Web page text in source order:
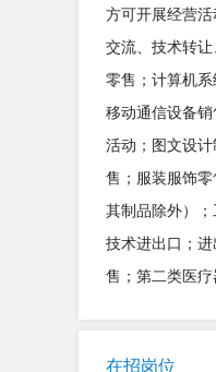
方可开展经营
交流、技术转
零售；计算机
移动通信设备
活动；图文设
售；服装服饰
其制品除外）
技术进出口；
售；第二类医
在招岗位